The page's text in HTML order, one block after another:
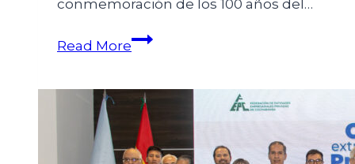
conmemoración de los 100 años del…
Read More